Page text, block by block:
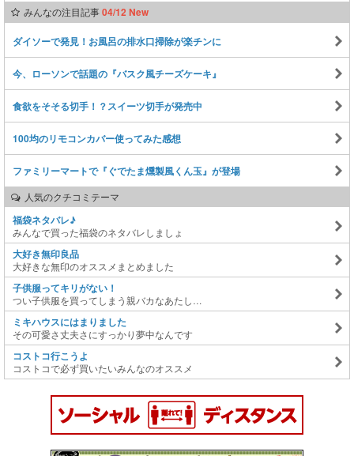
みんなの注目記事04/12 New
ダイソーで発見！お風呂の排水口掃除が楽チンに
今、ローソンで話題の『バスク風チーズケーキ』
食欲をそそる切手！？スイーツ切手が発売中
100均のリモコンカバー使ってみた感想
ファミリーマートで『ぐでたま燻製風くん玉』が登場
人気のクチコミテーマ
福袋ネタバレ♪
みんなで買った福袋のネタバレしましょ
大好き無印良品
大好きな無印のオススメまとめました
子供服ってキリがない！
つい子供服を買ってしまう親バカなあたし…
ミキハウスにはまりました
その可愛さ丈夫さにすっかり夢中なんです
コストコ行こうよ
コストコで必ず買いたいみんなのオススメ